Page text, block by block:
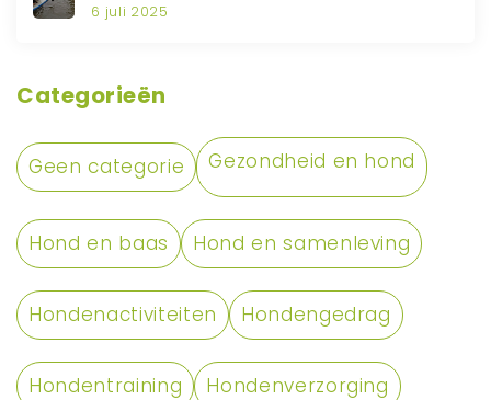
6 juli 2025
Categorieën
Geen categorie Gezondheid en hond
Hond en baas Hond en samenleving
Hondenactiviteiten Hondengedrag
Hondentraining Hondenverzorging